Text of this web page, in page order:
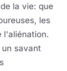
la vie: que
les
l'aliénation.
savant